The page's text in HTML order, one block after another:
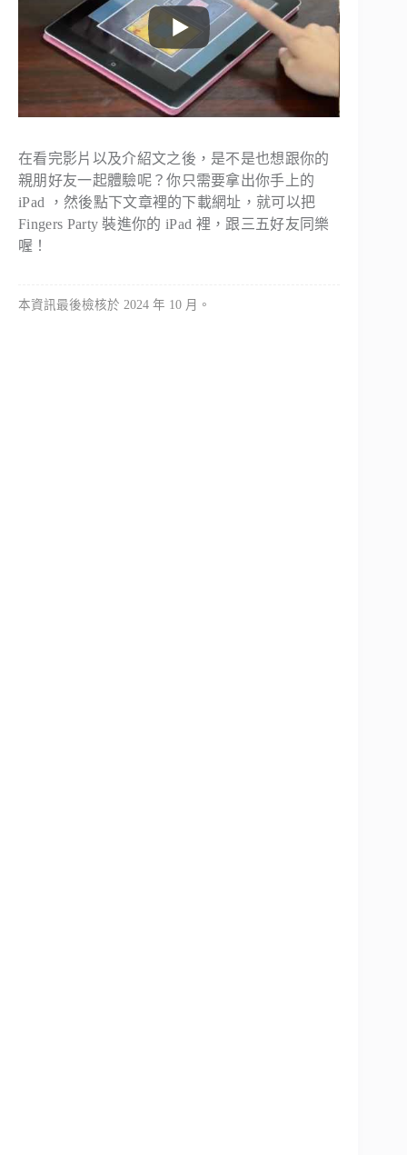
在看完影片以及介紹文之後，是不是也想跟你的
親朋好友一起體驗呢？你只需要拿出你手上的
iPad ，然後點下文章裡的下載網址，就可以把
Fingers Party 裝進你的 iPad 裡，跟三五好友同樂
喔！
本資訊最後檢核於 2024 年 10 月。